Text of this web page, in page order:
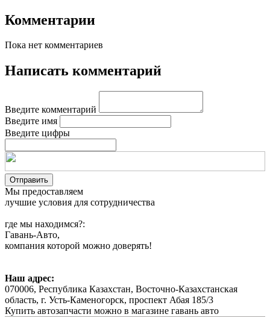
Комментарии
Пока нет комментариев
Написать комментарий
Введите комментарий
Введите имя
Введите цифры
Мы предоставляем
лучшие условия для сотрудничества
где мы находимся?:
Гавань-Авто,
компания которой можно доверять!
Наш адрес:
070006, Республика Казахстан, Восточно-Казахстанская
область, г. Усть-Каменогорск, проспект Абая 185/3
Купить автозапчасти можно в магазине гавань авто